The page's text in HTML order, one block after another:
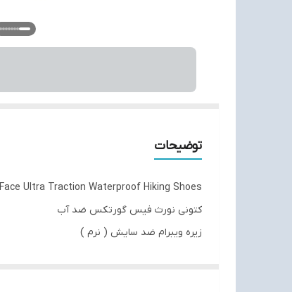
توضیحات
Ultra Traction Waterproof Hiking Shoes
کتونی نورث فیس گورتکس ضد آب
زیره ویبرام ضد سایش ( نرم )